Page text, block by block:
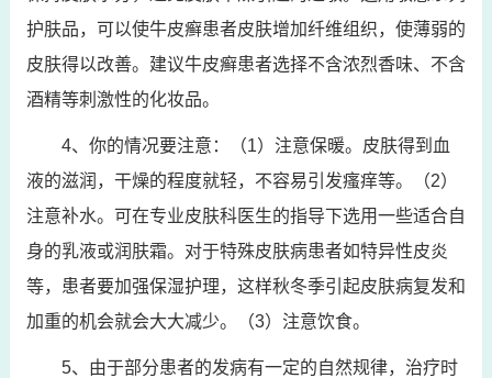
护肤品，可以使牛皮癣患者皮肤增加纤维组织，使薄弱的
皮肤得以改善。建议牛皮癣患者选择不含浓烈香味、不含
酒精等刺激性的化妆品。
4、你的情况要注意：（1）注意保暖。皮肤得到血
液的滋润，干燥的程度就轻，不容易引发瘙痒等。（2）
注意补水。可在专业皮肤科医生的指导下选用一些适合自
身的乳液或润肤霜。对于特殊皮肤病患者如特异性皮炎
等，患者要加强保湿护理，这样秋冬季引起皮肤病复发和
加重的机会就会大大减少。（3）注意饮食。
5、由于部分患者的发病有一定的自然规律，治疗时